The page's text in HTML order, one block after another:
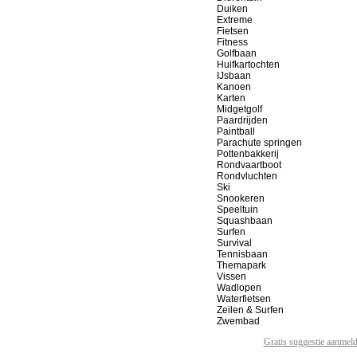
Duiken
Extreme
Fietsen
Fitness
Golfbaan
Huifkartochten
IJsbaan
Kanoen
Karten
Midgetgolf
Paardrijden
Paintball
Parachute springen
Pottenbakkerij
Rondvaartboot
Rondvluchten
Ski
Snookeren
Speeltuin
Squashbaan
Surfen
Survival
Tennisbaan
Themapark
Vissen
Wadlopen
Waterfietsen
Zeilen & Surfen
Zwembad
Gratis suggestie